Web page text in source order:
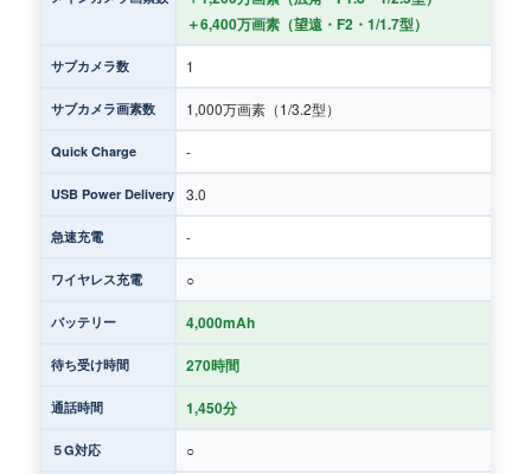
＋6,400万画素（望遠・F2・1/1.7型）
サブカメラ数 1
サブカメラ画素数 1,000万画素（1/3.2型）
Quick Charge -
USB Power Delivery 3.0
急速充電 -
ワイヤレス充電 ○
バッテリー 4,000mAh
待ち受け時間 270時間
通話時間 1,450分
５G対応 ○